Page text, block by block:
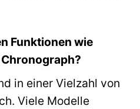
Funktionen wie
in einer Vielzahl von
Viele Modelle